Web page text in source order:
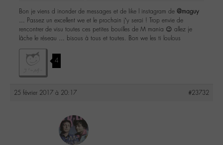
Bon je viens d inonder de messages et de like l instagram de @maguy
… Passez un excellent we et le prochain j’y serai ! Trop envie de
rencontrer de visu toutes ces petites bouilles de M mania 😉 allez je
lâche le réseau … bisous à tous et toutes. Bon we les ti loulous
4
25 février 2017 à 20:17 #23732